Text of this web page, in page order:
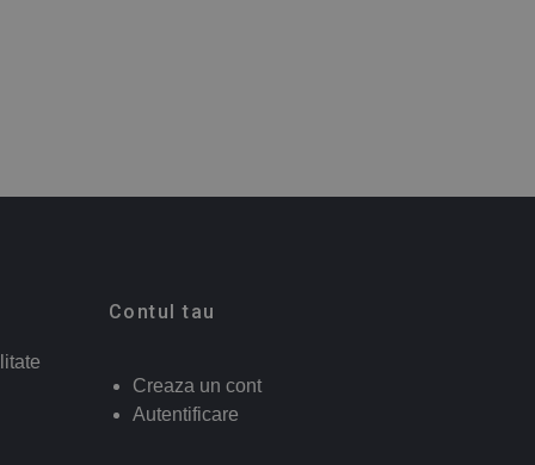
Contul tau
Creaza un cont
Autentificare